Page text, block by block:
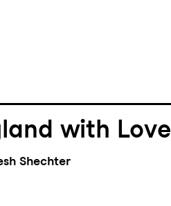
with Love
Shechter